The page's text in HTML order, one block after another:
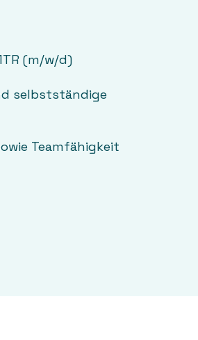
(m/w/d)
selbstständige
Teamfähigkeit